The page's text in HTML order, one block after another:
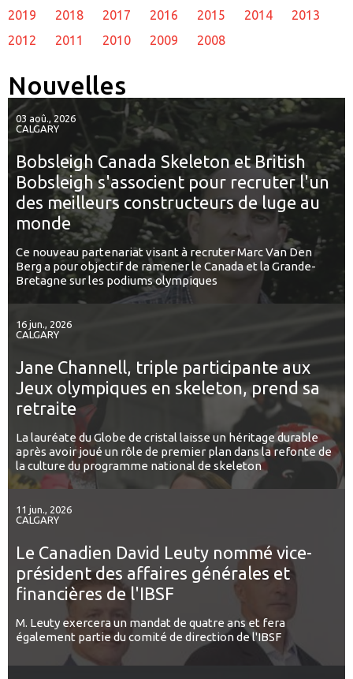
2019
2018 2017 2016 2015 2014
2013
2012
2011 2010 2009 2008
Nouvelles
03 aoû., 2026
CALGARY
Bobsleigh Canada Skeleton et British
Bobsleigh s'associent pour recruter l'un
des meilleurs constructeurs de luge au
monde
Ce nouveau partenariat visant à recruter Marc Van Den
Berg a pour objectif de ramener le Canada et la Grande-
Bretagne sur les podiums olympiques
16 jun., 2026
CALGARY
Jane Channell, triple participante aux
Jeux olympiques en skeleton, prend sa
retraite
La lauréate du Globe de cristal laisse un héritage durable
après avoir joué un rôle de premier plan dans la refonte de
la culture du programme national de skeleton
11 jun., 2026
CALGARY
Le Canadien David Leuty nommé vice-
président des affaires générales et
financières de l'IBSF
M. Leuty exercera un mandat de quatre ans et fera
également partie du comité de direction de l'IBSF